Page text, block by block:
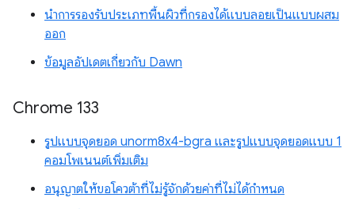
นำการรองรับประเภทพื้นผิวที่กรองได้แบบลอยเป็นแบบผสม
ออก
ข้อมูลอัปเดตเกี่ยวกับ Dawn
Chrome 133
รูปแบบจุดยอด unorm8x4-bgra และรูปแบบจุดยอดแบบ 1
คอมโพเนนต์เพิ่มเติม
อนุญาตให้ขอโควต้าที่ไม่รู้จักด้วยค่าที่ไม่ได้กำหนด